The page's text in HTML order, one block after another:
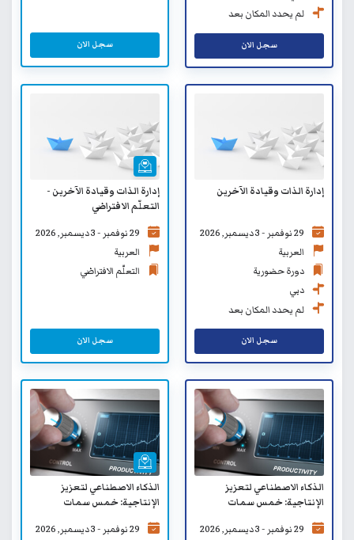
لم يحدد المكان بعد
سجل الان سجل الان
إدارة الذات وقيادة الآخرين
29 نوفمبر - 3 ديسمبر, 2026
العربية
دورة حضورية
دبي
لم يحدد المكان بعد
سجل الان
إدارة الذات وقيادة الآخرين -
التعلّم الافتراضي
29 نوفمبر - 3 ديسمبر, 2026
العربية
التعلّم الافتراضي
سجل الان
الذكاء الاصطناعي لتعزيز
الإنتاجية: خمس سمات
29 نوفمبر - 3 ديسمبر, 2026
الذكاء الاصطناعي لتعزيز
الإنتاجية: خمس سمات
الافتراضي
29 نوفمبر - 3 ديسمبر, 2026